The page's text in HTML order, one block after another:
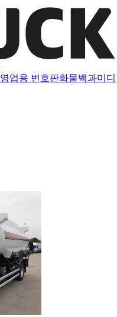
영업용 번호판화물백과미디